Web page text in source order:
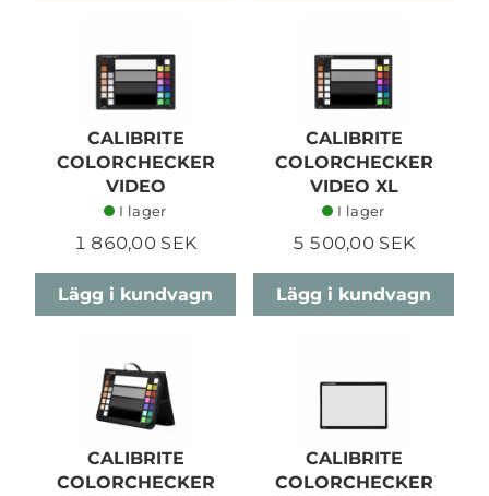
CALIBRITE
COLORCHECKER
VIDEO
I lager
1 860,00 SEK
Lägg i kundvagn
CALIBRITE
COLORCHECKER
VIDEO XL
I lager
5 500,00 SEK
Lägg i kundvagn
CALIBRITE
COLORCHECKER
CALIBRITE
COLORCHECKER